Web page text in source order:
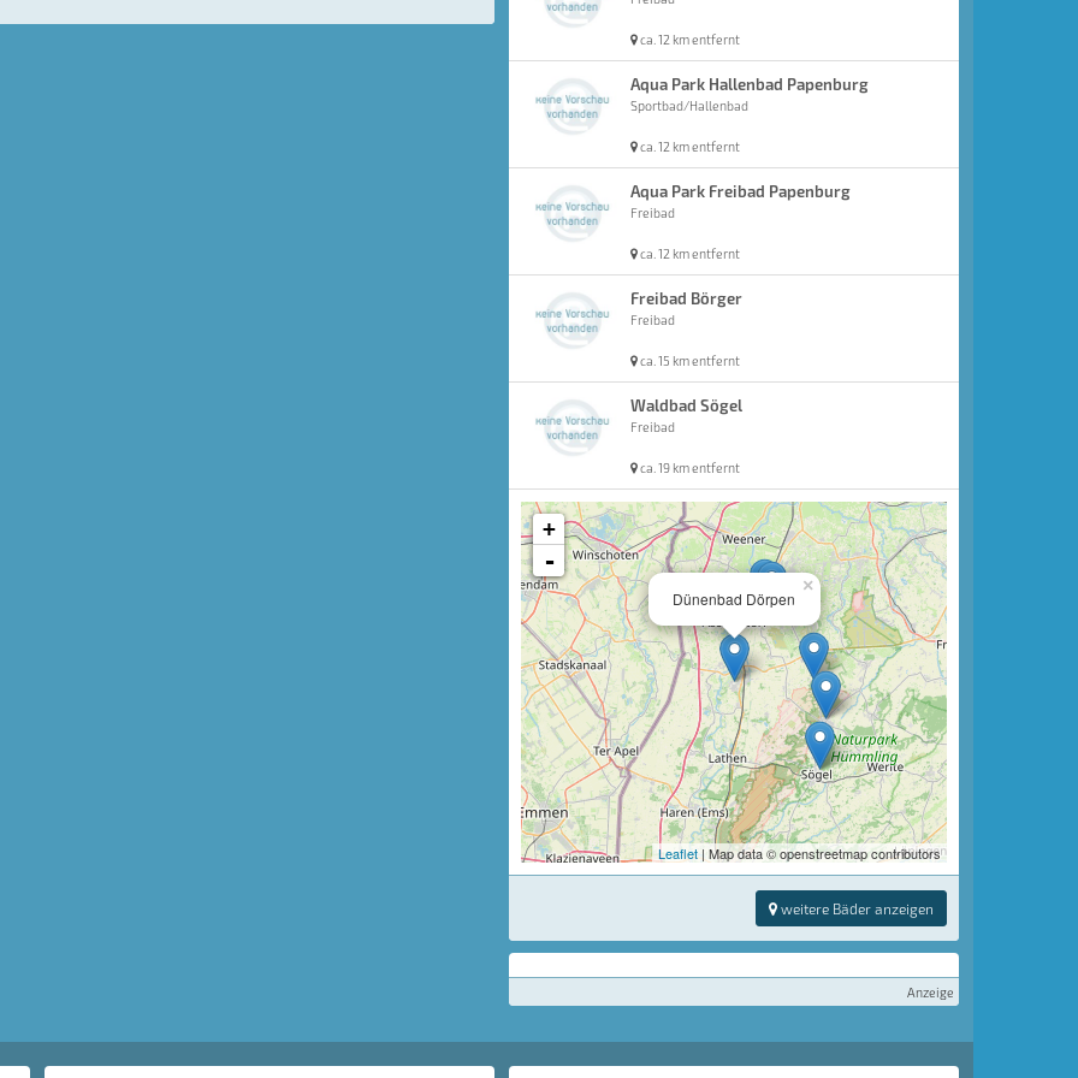
ca. 12 km entfernt
Aqua Park Hallenbad Papenburg
Sportbad/Hallenbad
ca. 12 km entfernt
Aqua Park Freibad Papenburg
Freibad
ca. 12 km entfernt
Freibad Börger
Freibad
ca. 15 km entfernt
Waldbad Sögel
Freibad
ca. 19 km entfernt
×
Dünenbad Dörpen
+
-
Leaflet| Map data © openstreetmap contributors
weitere Bäder anzeigen
Anzeige